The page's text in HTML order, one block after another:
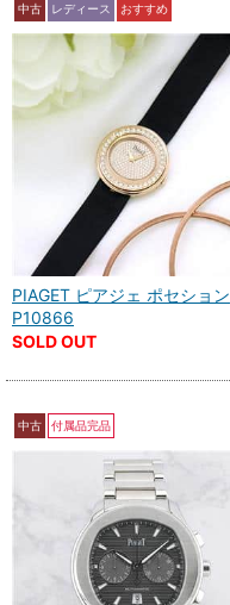
中古 レディース おすすめ
PIAGET ピアジェ ポセション
P10866
SOLD OUT
中古 付属品完品